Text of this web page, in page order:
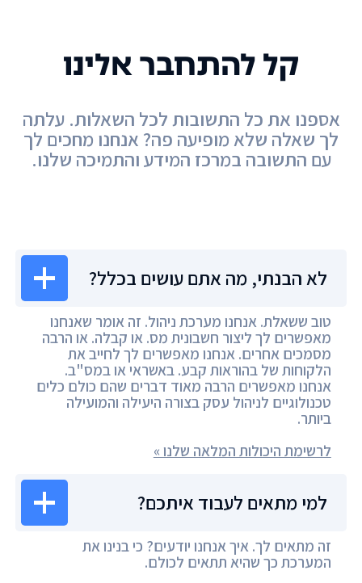
לא הבנתי, מה אתם עושים בכלל?
טוב ששאלת. אנחנו מערכת ניהול. זה אומר שאנחנו
מאפשרים לך ליצור חשבונית מס. או קבלה. או הרבה
מסמכים אחרים. אנחנו מאפשרים לך לחייב את
הלקוחות של בהוראות קבע. באשראי או במס"ב.
אנחנו מאפשרים הרבה מאוד דברים שהם כולם כלים
טכנולוגיים לניהול עסק בצורה היעילה והמועילה
ביותר.
לרשימת היכולות המלאה שלנו »
למי מתאים לעבוד איתכם?
זה מתאים לך. איך אנחנו יודעים? כי בנינו את
המערכת כך שהיא תתאים לכולם.
קל להתחבר אלינו
אספנו את כל התשובות לכל השאלות. עלתה
לך שאלה שלא מופיעה פה? אנחנו מחכים לך
עם התשובה במרכז המידע והתמיכה שלנו.